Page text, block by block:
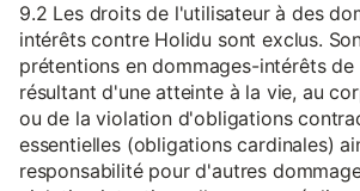
9.2 Les droits de l'utilisateur à des
intérêts contre Holidu sont exclus.
prétentions en dommages-intérêts
résultant d'une atteinte à la vie, au
ou de la violation d'obligations
essentielles (obligations cardinales)
responsabilité pour d'autres